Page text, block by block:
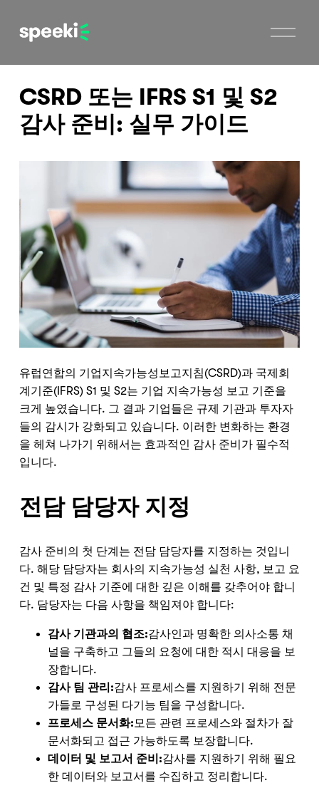
메
CSRD 또는 IFRS S1 및 S2
감사 준비: 실무 가이드
유럽연합의 기업지속가능성보고지침(CSRD)과 국제회
계기준(IFRS) S1 및 S2는 기업 지속가능성 보고 기준을
크게 높였습니다. 그 결과 기업들은 규제 기관과 투자자
들의 감시가 강화되고 있습니다. 이러한 변화하는 환경
을 헤쳐 나가기 위해서는 효과적인 감사 준비가 필수적
입니다.
전담 담당자 지정
감사 준비의 첫 단계는 전담 담당자를 지정하는 것입니
다. 해당 담당자는 회사의 지속가능성 실천 사항, 보고 요
건 및 특정 감사 기준에 대한 깊은 이해를 갖추어야 합니
다. 담당자는 다음 사항을 책임져야 합니다:
감사 기관과의 협조:감사인과 명확한 의사소통 채
널을 구축하고 그들의 요청에 대한 적시 대응을 보
장합니다.
감사 팀 관리:감사 프로세스를 지원하기 위해 전문
가들로 구성된 다기능 팀을 구성합니다.
프로세스 문서화:모든 관련 프로세스와 절차가 잘
문서화되고 접근 가능하도록 보장합니다.
데이터 및 보고서 준비:감사를 지원하기 위해 필요
한 데이터와 보고서를 수집하고 정리합니다.